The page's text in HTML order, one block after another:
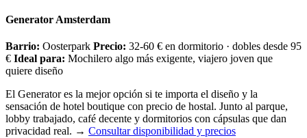
Generator Amsterdam
Barrio: Oosterpark Precio: 32-60 € en dormitorio · dobles desde 95
€ Ideal para: Mochilero algo más exigente, viajero joven que
quiere diseño
El Generator es la mejor opción si te importa el diseño y la
sensación de hotel boutique con precio de hostal. Junto al parque,
lobby trabajado, café decente y dormitorios con cápsulas que dan
privacidad real. → Consultar disponibilidad y precios